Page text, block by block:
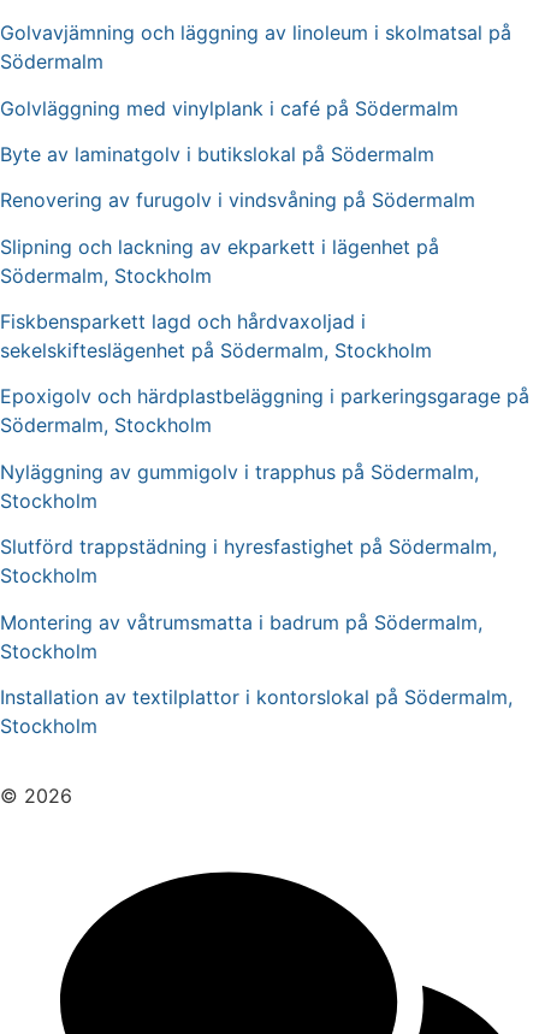
Golvavjämning och läggning av linoleum i skolmatsal på
Södermalm
Golvläggning med vinylplank i café på Södermalm
Byte av laminatgolv i butikslokal på Södermalm
Renovering av furugolv i vindsvåning på Södermalm
Slipning och lackning av ekparkett i lägenhet på
Södermalm, Stockholm
Fiskbensparkett lagd och hårdvaxoljad i
sekelskifteslägenhet på Södermalm, Stockholm
Epoxigolv och härdplastbeläggning i parkeringsgarage på
Södermalm, Stockholm
Nyläggning av gummigolv i trapphus på Södermalm,
Stockholm
Slutförd trappstädning i hyresfastighet på Södermalm,
Stockholm
Montering av våtrumsmatta i badrum på Södermalm,
Stockholm
Installation av textilplattor i kontorslokal på Södermalm,
Stockholm
© 2026